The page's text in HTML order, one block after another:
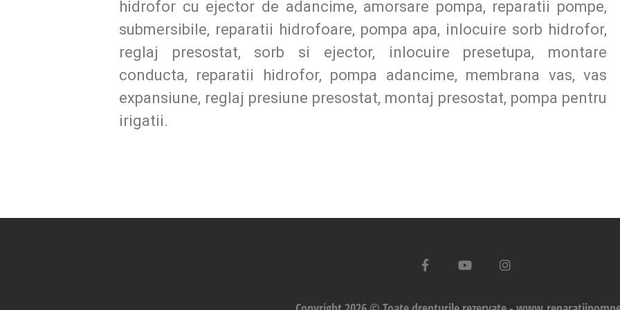
hidrofor cu ejector de adancime, amorsare pompa, reparatii pompe,
submersibile, reparatii hidrofoare, pompa apa, inlocuire sorb hidrofor,
reglaj presostat, sorb si ejector, inlocuire presetupa, montare
conducta, reparatii hidrofor, pompa adancime, membrana vas, vas
expansiune, reglaj presiune presostat, montaj presostat, pompa pentru
irigatii.